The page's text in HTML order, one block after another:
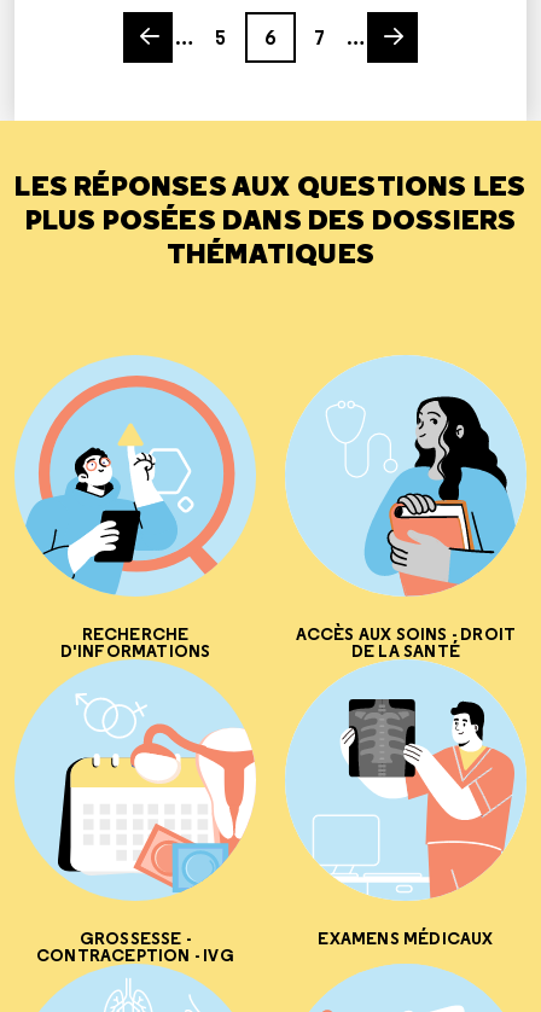
Previous page
…
5
Page
6
7
…
Next page
LES RÉPONSES AUX QUESTIONS LES
PLUS POSÉES DANS DES DOSSIERS
THÉMATIQUES
RECHERCHE
D'INFORMATIONS
ACCÈS AUX SOINS - DROIT
DE LA SANTÉ
GROSSESSE -
CONTRACEPTION - IVG
EXAMENS MÉDICAUX